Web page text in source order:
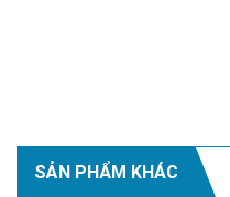
SẢN PHẨM KHÁC